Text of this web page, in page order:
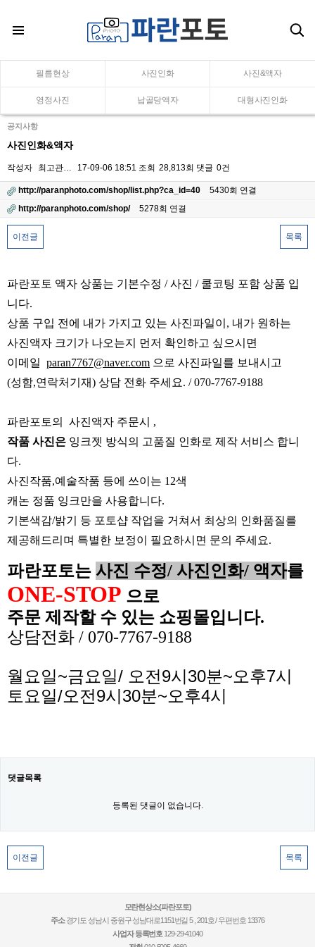
필름현상 사진인화 사진&액자
영정사진 납골당액자 대형사진인화
공지사항
사진인화&액자
작성자 최고관… 17-09-06 18:51 조회 28,813회 댓글 0건
http://paranphoto.com/shop/list.php?ca_id=40
5430회 연결
http://paranphoto.com/shop/
5278회 연결
이전글 목록
파란포토 액자 상품는 기본수정 / 사진 / 쿨코팅 포함 상품 입
니다.
상품 구입 전에 내가 가지고 있는 사진파일이, 내가 원하는
사진액자 크기가 나오는지 먼저 확인하고 싶으시면
이메일 paran7767@naver.com 으로 사진파일를 보내시고
(성함,연락처기재) 상담 전화 주세요. / 070-7767-9188
파란포토의 사진액자 주문시 ,
작품 사진은 잉크젯 방식의 고품질 인화로 제작 서비스 합니
다.
사진작품,예술작품 등에 쓰이는 12색
캐논 정품 잉크만을 사용합니다.
기본색감/밝기 등 포토샵 작업을 거쳐서 최상의 인화품질를
제공해드리며 특별한 보정이 필요하시면 문의 주세요.
파란포토는 사진 수정/ 사진인화/ 액자를
ONE-STOP 으로
주문 제작할 수 있는 쇼핑몰입니다. ​
상담전화 / 070-7767-9188
월요일~금요일/ 오전9시30분~오후7시
토요일/오전9시30분~오후4시
댓글목록
등록된 댓글이 없습니다.
이전글 목록
모란현상소(파란포토)
주소경기도 성남시 중원구 성남대로1151번길 5 , 201호 / 우편번호 13376
사업자 등록번호 129-29-41040